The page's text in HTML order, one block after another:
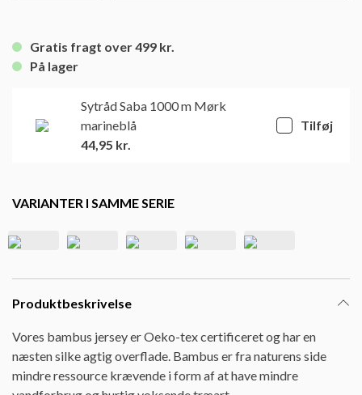
Gratis fragt over 499 kr.
På lager
Sytråd Saba 1000 m Mørk
marineblå
44,95 kr.
Tilføj
VARIANTER I SAMME SERIE
Produktbeskrivelse
Vores bambus jersey er Oeko-tex certificeret og har en
næsten silke agtig overflade. Bambus er fra naturens side
mindre ressource krævende i form af at have mindre